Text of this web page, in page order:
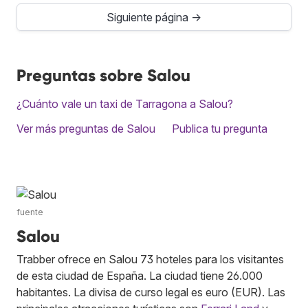
Siguiente página →
Preguntas sobre Salou
¿Cuánto vale un taxi de Tarragona a Salou?
Ver más preguntas de Salou
Publica tu pregunta
fuente
Salou
Trabber ofrece en Salou 73 hoteles para los visitantes
de esta ciudad de España. La ciudad tiene 26.000
habitantes. La divisa de curso legal es euro (EUR). Las